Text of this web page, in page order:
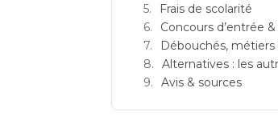
Frais de scolarité
Concours d’entrée
Débouchés, métiers
Alternatives : les
Avis & sources